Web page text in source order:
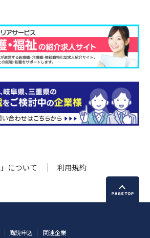
について 利用規約
購読申込 関連企業